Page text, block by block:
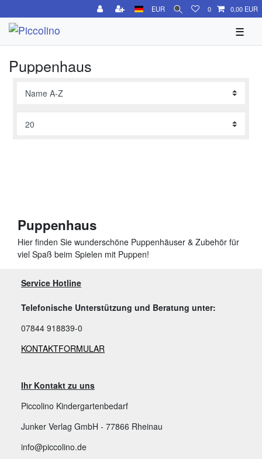
EUR 0 0,00 EUR
☰
Puppenhaus
Puppenhaus
Hier finden Sie wunderschöne Puppenhäuser & Zubehör für
viel Spaß beim Spielen mit Puppen!
Service Hotline
Telefonische Unterstützung und Beratung unter:
07844 918839-0
KONTAKTFORMULAR
Ihr Kontakt zu uns
Piccolino Kindergartenbedarf
Junker Verlag GmbH - 77866 Rheinau
info@piccolino.de